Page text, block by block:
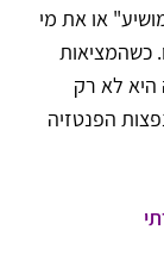
או את מי
כשהמציאות
היא לא רק
הפנטזיה